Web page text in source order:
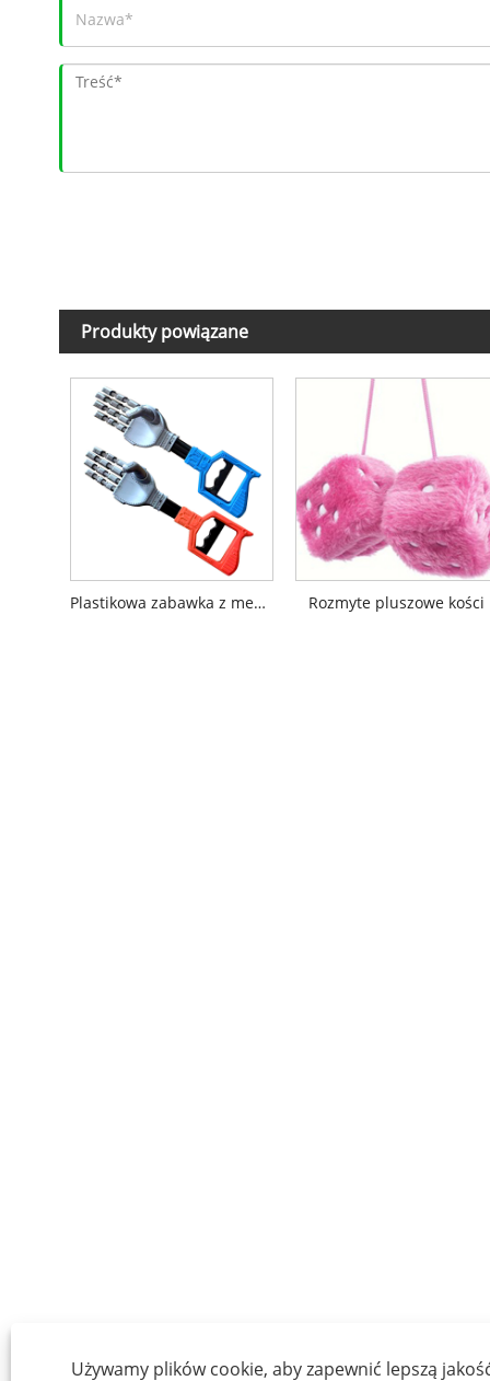
Produkty powiązane
Plastikowa zabawka z mechanicznym ramieniem Rozmyte pluszowe kości
Używamy plików cookie, aby zapewnić lepszą